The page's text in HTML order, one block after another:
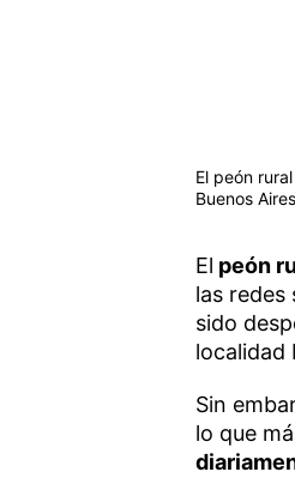
El peón
Buenos
El peón
las redes
sido
localidad
Sin
lo que